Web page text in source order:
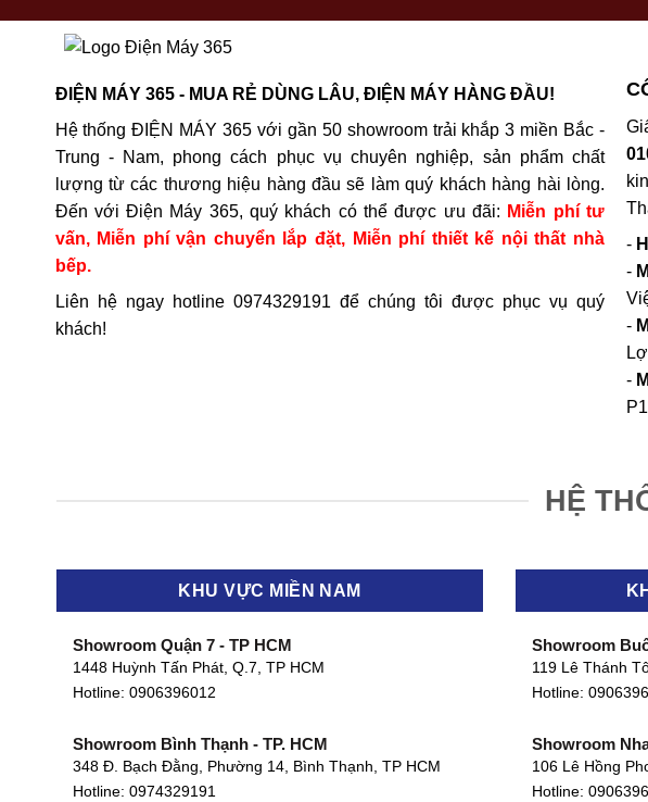
ĐIỆN MÁY 365 - MUA RẺ DÙNG LÂU, ĐIỆN MÁY HÀNG ĐẦU!
Hệ thống ĐIỆN MÁY 365 với gần 50 showroom trải khắp 3 miền Bắc -
Trung - Nam, phong cách phục vụ chuyên nghiệp, sản phẩm chất
lượng từ các thương hiệu hàng đầu sẽ làm quý khách hàng hài lòng.
Đến với Điện Máy 365, quý khách có thể được ưu đãi: Miễn phí tư
vấn, Miễn phí vận chuyển lắp đặt, Miễn phí thiết kế nội thất nhà
bếp.
Liên hệ ngay hotline 0974329191 để chúng tôi được phục vụ quý
khách!
-
-
-
-
HỆ
KHU VỰC MIỀN NAM
Showroom Quận 7 - TP HCM
1448 Huỳnh Tấn Phát, Q.7, TP HCM
Hotline: 0906396012
Showroom Bình Thạnh - TP. HCM
348 Đ. Bạch Đằng, Phường 14, Bình Thạnh, TP HCM
Hotline: 0974329191
Showroom
119 Lê Thánh
Hotline:
Showroom
106 Lê Hồng
Hotline: